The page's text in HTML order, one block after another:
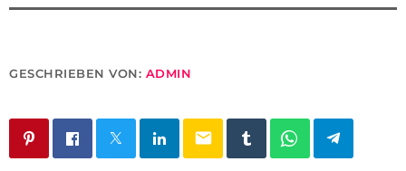
GESCHRIEBEN VON: ADMIN
email